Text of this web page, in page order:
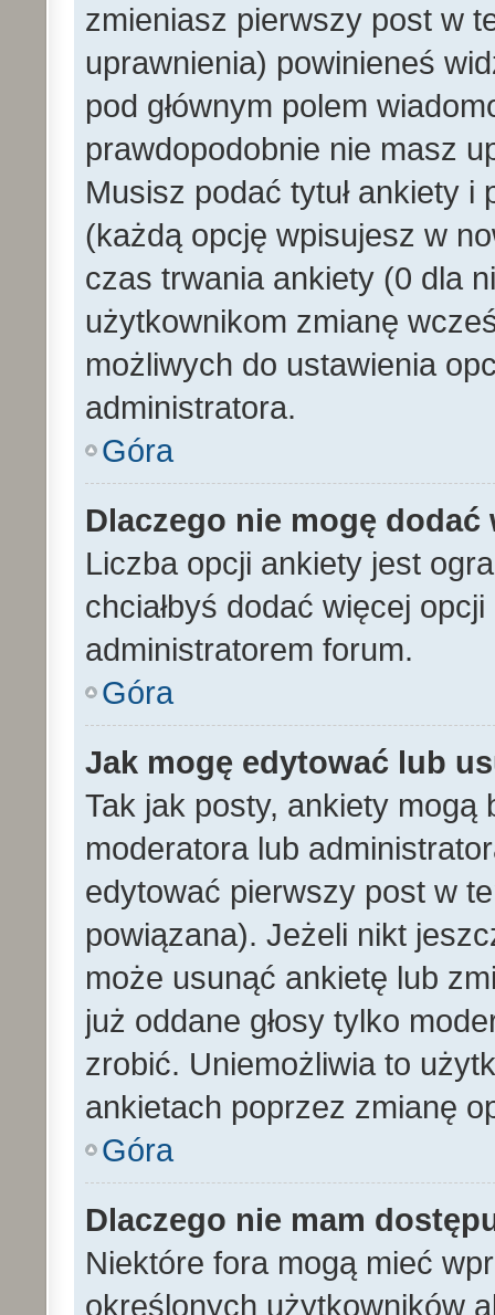
zmieniasz pierwszy post w
uprawnienia) powinieneś
pod głównym polem
prawdopodobnie nie masz
Musisz podać tytuł ankiety
(każdą opcję wpisujesz w
czas trwania ankiety (0 dla
użytkownikom zmianę
możliwych do ustawienia
administratora.
Góra
Dlaczego nie mogę
Liczba opcji ankiety jest
chciałbyś dodać więcej
administratorem forum.
Góra
Jak mogę edytować lub
Tak jak posty, ankiety
moderatora lub
edytować pierwszy post w
powiązana). Jeżeli nikt
może usunąć ankietę lub
już oddane głosy tylko
zrobić. Uniemożliwia to
ankietach poprzez zmianę
Góra
Dlaczego nie mam
Niektóre fora mogą mieć
określonych użytkowników